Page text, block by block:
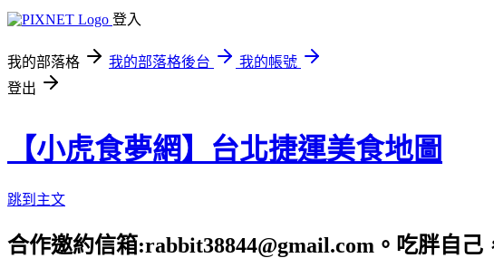
登入
我的部落格 我的部落格後台
我的帳號
登出
【小虎食夢網】台北捷運美食地圖
跳到主文
合作邀約信箱:rabbit38844@gmail.com。吃胖自己